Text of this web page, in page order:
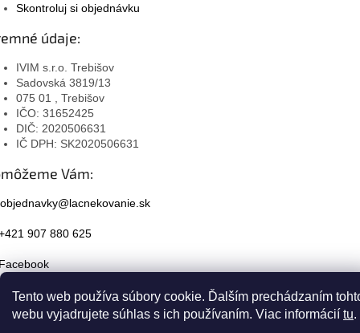
Tento web používa súbory cookie. Ďalším prechádzaním
webu vyjadrujete súhlas s ich používaním. Viac informácií tu.
Skontroluj si objednávku
údaje:
IVIM s.r.o. Trebišov
Sadovská 3819/13
075 01 , Trebišov
IČO: 31652425
DIČ: 2020506631
IČ DPH: SK2020506631
Vám:
objednavky@lacnekovanie.sk
907 880 625